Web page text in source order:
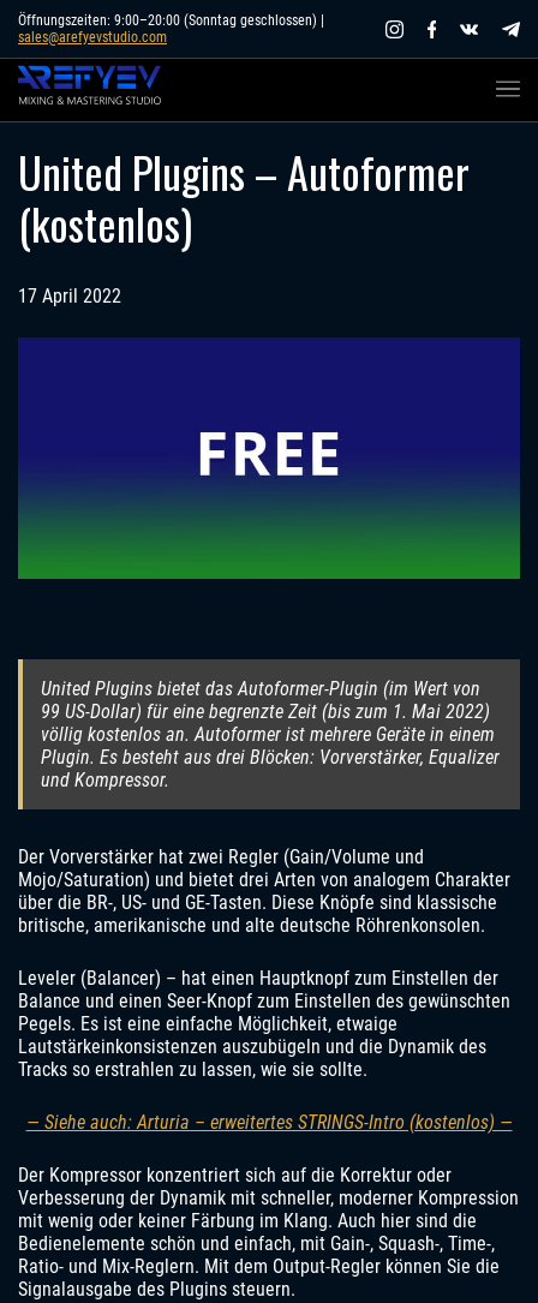
Skip
content
Öffnungszeiten: 9:00–20:00 (Sonntag geschlossen) |
sales@arefyevstudio.com
United Plugins – Autoformer
(kostenlos)
17 April 2022
United Plugins bietet das Autoformer-Plugin (im Wert von
99 US-Dollar) für eine begrenzte Zeit (bis zum 1. Mai 2022)
völlig kostenlos an. Autoformer ist mehrere Geräte in einem
Plugin. Es besteht aus drei Blöcken: Vorverstärker, Equalizer
und Kompressor.
Der Vorverstärker hat zwei Regler (Gain/Volume und
Mojo/Saturation) und bietet drei Arten von analogem Charakter
über die BR-, US- und GE-Tasten. Diese Knöpfe sind klassische
britische, amerikanische und alte deutsche Röhrenkonsolen.
Leveler (Balancer) – hat einen Hauptknopf zum Einstellen der
Balance und einen Seer-Knopf zum Einstellen des gewünschten
Pegels. Es ist eine einfache Möglichkeit, etwaige
Lautstärkeinkonsistenzen auszubügeln und die Dynamik des
Tracks so erstrahlen zu lassen, wie sie sollte.
— Siehe auch: Arturia – erweitertes STRINGS-Intro (kostenlos) —
Der Kompressor konzentriert sich auf die Korrektur oder
Verbesserung der Dynamik mit schneller, moderner Kompression
mit wenig oder keiner Färbung im Klang. Auch hier sind die
Bedienelemente schön und einfach, mit Gain-, Squash-, Time-,
Ratio- und Mix-Reglern. Mit dem Output-Regler können Sie die
Signalausgabe des Plugins steuern.